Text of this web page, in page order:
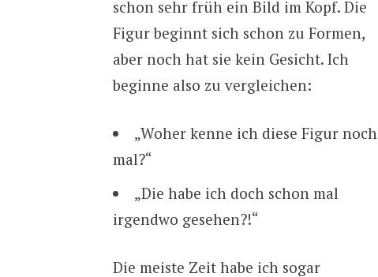
schon sehr früh ein Bild im Kopf. Die
Figur beginnt sich schon zu Formen,
aber noch hat sie kein Gesicht. Ich
beginne also zu vergleichen:
„Woher kenne ich diese Figur noch
mal?“
„Die habe ich doch schon mal
irgendwo gesehen?!“
Die meiste Zeit habe ich sogar